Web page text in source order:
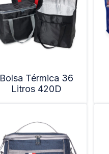
Bolsa Térmica 36
Litros 420D